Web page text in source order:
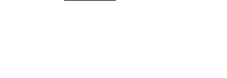
गुन्हा दाखल करा- मेजर किरण ढेरे
प्रमोद वाघमारे यांचा १५ ऑगस्ट पासून महाराष्ट्र दौरा सुरू; एकमेकांचे हेवेदावे विसरून
करण्यास सरकारला भाग पाडू !
एकास अटक
भावपूर्ण श्रद्धांजली